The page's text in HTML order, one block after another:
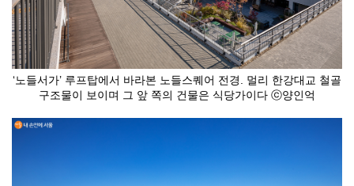
‘노들서가’ 루프탑에서 바라본 노들스퀘어 전경. 멀리 한강대교 철골
구조물이 보이며 그 앞 쪽의 건물은 식당가이다 ⓒ양인억